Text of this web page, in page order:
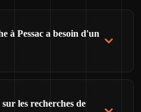
à Pessac a besoin d'un
les recherches de